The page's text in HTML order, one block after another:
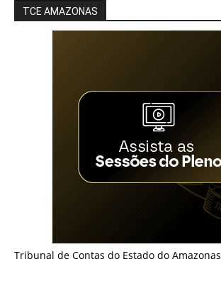
TCE AMAZONAS
Tribunal de Contas do Estado do Amazonas